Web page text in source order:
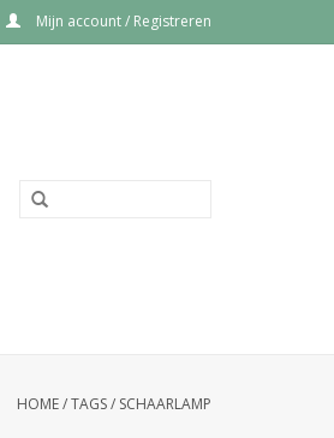
Mijn account / Registreren
HOME/TAGS/ SCHAARLAMP